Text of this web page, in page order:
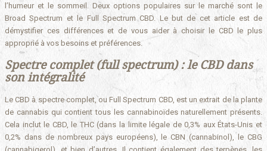
l’humeur et le sommeil. Deux options populaires sur le marché sont le
Broad Spectrum et le Full Spectrum CBD. Le but de cet article est de
démystifier ces différences et de vous aider à choisir le CBD le plus
approprié à vos besoins et préférences.
Spectre complet (full spectrum) : le CBD dans
son intégralité
Le CBD à spectre complet, ou Full Spectrum CBD, est un extrait de la plante
de cannabis qui contient tous les cannabinoïdes naturellement présents.
Cela inclut le CBD, le THC (dans la limite légale de 0,3% aux États-Unis et
0,2% dans de nombreux pays européens), le CBN (cannabinol), le CBG